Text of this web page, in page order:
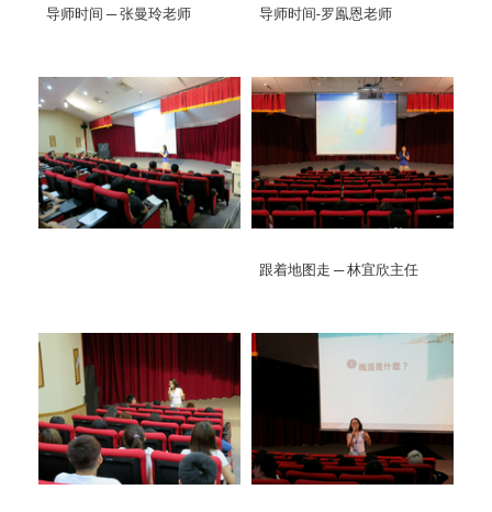
导师时间 ─ 张曼玲老师 导师时间-罗鳯恩老师
跟着地图走 ─ 林宜欣主任